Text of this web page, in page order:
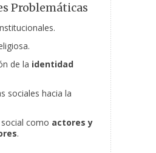
Problemáticas
de la identidad
sociales hacia la
como actores y
.